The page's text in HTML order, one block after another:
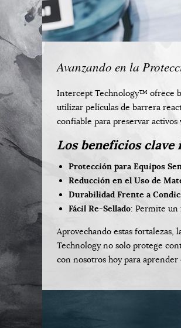
Avanzando en la
Intercept Technology™ ofrece
utilizar películas de barrera
confiable para preservar activos
Los beneficios clave
Protección para Equipos
Reducción en el Uso de
Durabilidad Frente a
Fácil Re-Sellado: Permite un
Aprovechando estas
Technology no solo protege
con nosotros hoy para